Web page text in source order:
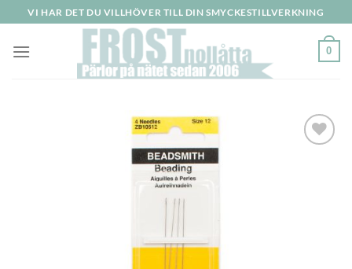
to
content
VI HAR DET DU VILLHÖVER TILL DIN SMYCKESTILLVERKNING
0